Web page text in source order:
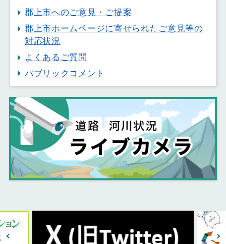
郡上市へのご意見・ご提案
郡上市ホームページに寄せられたご意見等の
対応状況
よくあるご質問
パブリックコメント